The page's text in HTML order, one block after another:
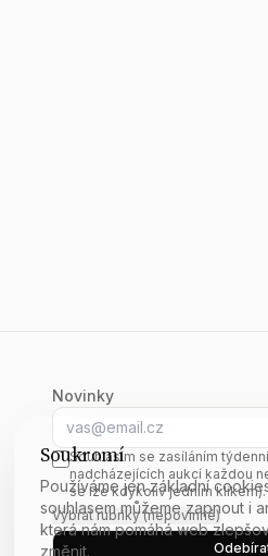
Soukromí
Používáme jen základní
souhlasem můžeme zapnout i
která nám pomáhá web
změnit.
Novinky
E-mail
Souhlasím se zasíláním
nadcházejících aukcí každou
se lze kdykoliv jedním klikem).
Vybrat rubriky (nepovinné)